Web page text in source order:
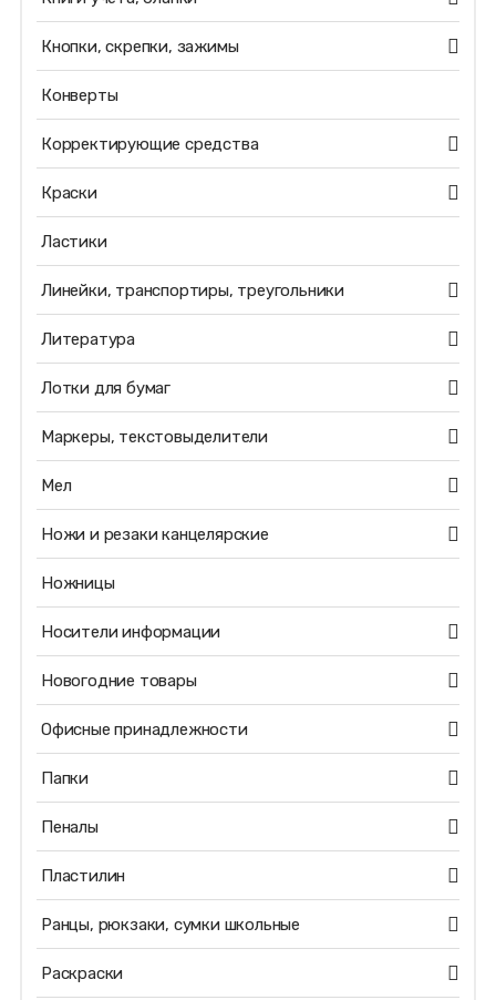
Кнопки, скрепки, зажимы
Конверты
Корректирующие средства
Краски
Ластики
Линейки, транспортиры, треугольники
Литература
Лотки для бумаг
Маркеры, текстовыделители
Мел
Ножи и резаки канцелярские
Ножницы
Носители информации
Новогодние товары
Офисные принадлежности
Папки
Пеналы
Пластилин
Ранцы, рюкзаки, сумки школьные
Раскраски